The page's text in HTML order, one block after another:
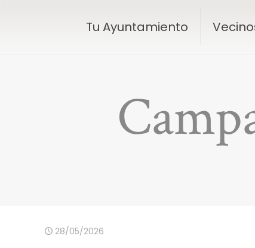
Tu Ayuntamiento
28/05/2026